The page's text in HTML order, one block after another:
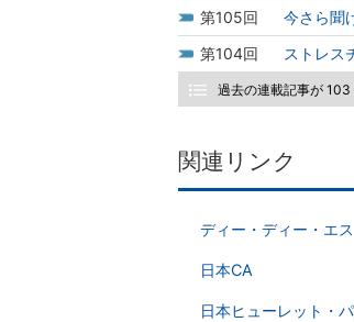
105
今さら聞
104
ストレス
過去の連載記事が 103
関連リンク
ディー・ディー・エス
日本CA
日本ヒューレット・